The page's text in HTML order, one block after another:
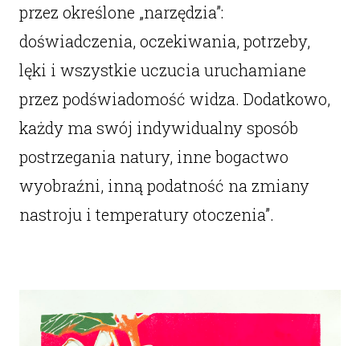
przez określone „narzędzia”:
doświadczenia, oczekiwania, potrzeby,
lęki i wszystkie uczucia uruchamiane
przez podświadomość widza. Dodatkowo,
każdy ma swój indywidualny sposób
postrzegania natury, inne bogactwo
wyobraźni, inną podatność na zmiany
nastroju i temperatury otoczenia”.